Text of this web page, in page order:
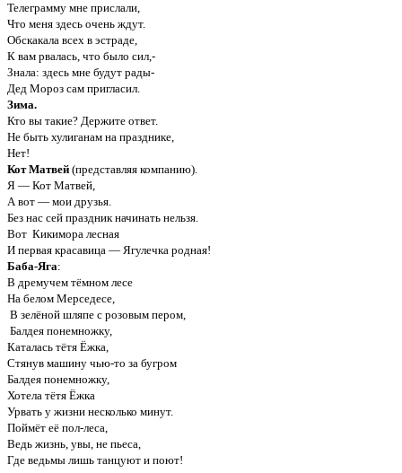
Телеграмму мне прислали,
Что меня здесь очень ждут.
Обскакала всех в эстраде,
К вам рвалась, что было сил,-
Знала: здесь мне будут рады-
Дед Мороз сам пригласил.
Зима.
Кто вы такие? Держите ответ.
Не быть хулиганам на празднике,
Нет!
Кот Матвей (представляя компанию).
Я — Кот Матвей,
А вот — мои друзья.
Без нас сей праздник начинать нельзя.
Вот Кикимора лесная
И первая красавица — Ягулечка родная!
Баба-Яга:
В дремучем тёмном лесе
На белом Мерседесе,
В зелёной шляпе с розовым пером,
Балдея понемножку,
Каталась тётя Ёжка,
Стянув машину чью-то за бугром
Балдея понемножку,
Хотела тётя Ёжка
Урвать у жизни несколько минут.
Поймёт её пол-леса,
Ведь жизнь, увы, не пьеса,
Где ведьмы лишь танцуют и поют!